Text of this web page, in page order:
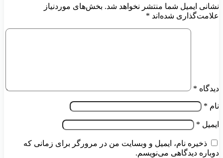
نشانی ایمیل شما منتشر نخواهد شد. بخش‌های موردنیاز
علامت‌گذاری شده‌اند *
دیدگاه *
نام *
ایمیل *
ذخیره نام، ایمیل و وبسایت من در مرورگر برای زمانی که
دوباره دیدگاهی می‌نویسم.